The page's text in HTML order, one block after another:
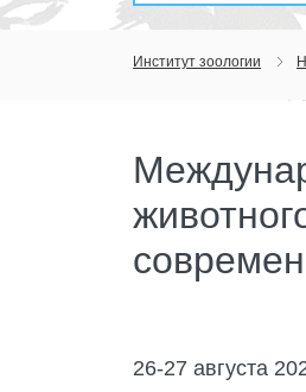
Институт зоологии
26-27 августа